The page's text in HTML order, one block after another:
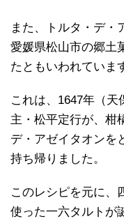
また、トルタ・デ・
愛媛県松山市の郷土
たともいわれていま
これは、1647年（
主・松平定行が、柑
デ・アゼイタオンを
持ち帰りました。
このレシピを元に、
使った一六タルトが